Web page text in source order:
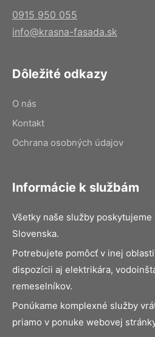
0915 950 055
info@krasna-fasada.sk
Dôležité odkazy
O nás
Kontakt
Ochrana osobných údajov
Informácie k službám
Všetky naše služby poskytujeme
Slovenska.
Potrebujete pomôcť v inej
dispozícii aj elektrikára,
remeselníkov.
Ponúkame komplexné služby
priamo v ponuke webovej